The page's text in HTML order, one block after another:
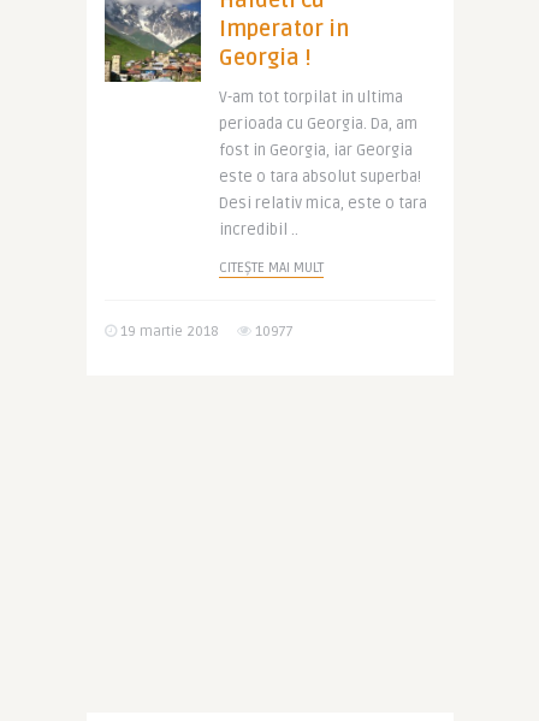
Imperator in
Georgia !
V-am tot torpilat in ultima
perioada cu Georgia. Da, am
fost in Georgia, iar Georgia
este o tara absolut superba!
Desi relativ mica, este o tara
incredibil ..
CITEȘTE MAI MULT
19 martie 2018 10977